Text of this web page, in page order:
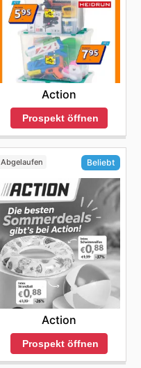
Action
Prospekt öffnen
Abgelaufen Beliebt
Action
Prospekt öffnen